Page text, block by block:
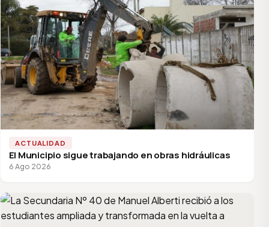
ACTUALIDAD
El Municipio sigue trabajando en obras hidráulicas
6 Ago 2026